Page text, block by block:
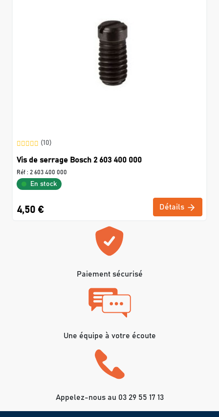
(10)
Vis de serrage Bosch 2 603 400 000
Réf : 2 603 400 000
En stock
4,50 € Détails
Paiement sécurisé
Une équipe à votre écoute
Appelez-nous au 03 29 55 17 13